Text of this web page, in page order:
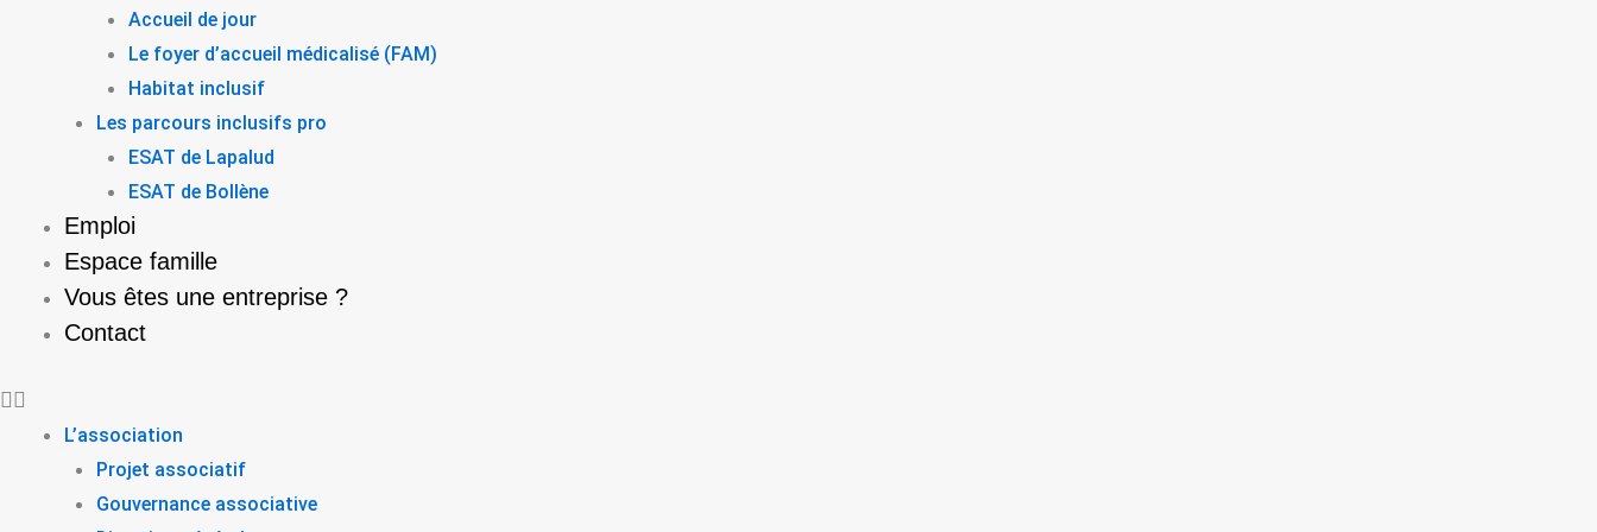
Accueil de jour
Le foyer d’accueil médicalisé (FAM)
Habitat inclusif
Les parcours inclusifs pro
ESAT de Lapalud
ESAT de Bollène
Emploi
Espace famille
Vous êtes une entreprise ?
Contact
L’association
Projet associatif
Gouvernance associative